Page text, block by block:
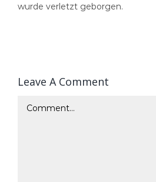
wurde verletzt geborgen.
Leave A Comment
Comment